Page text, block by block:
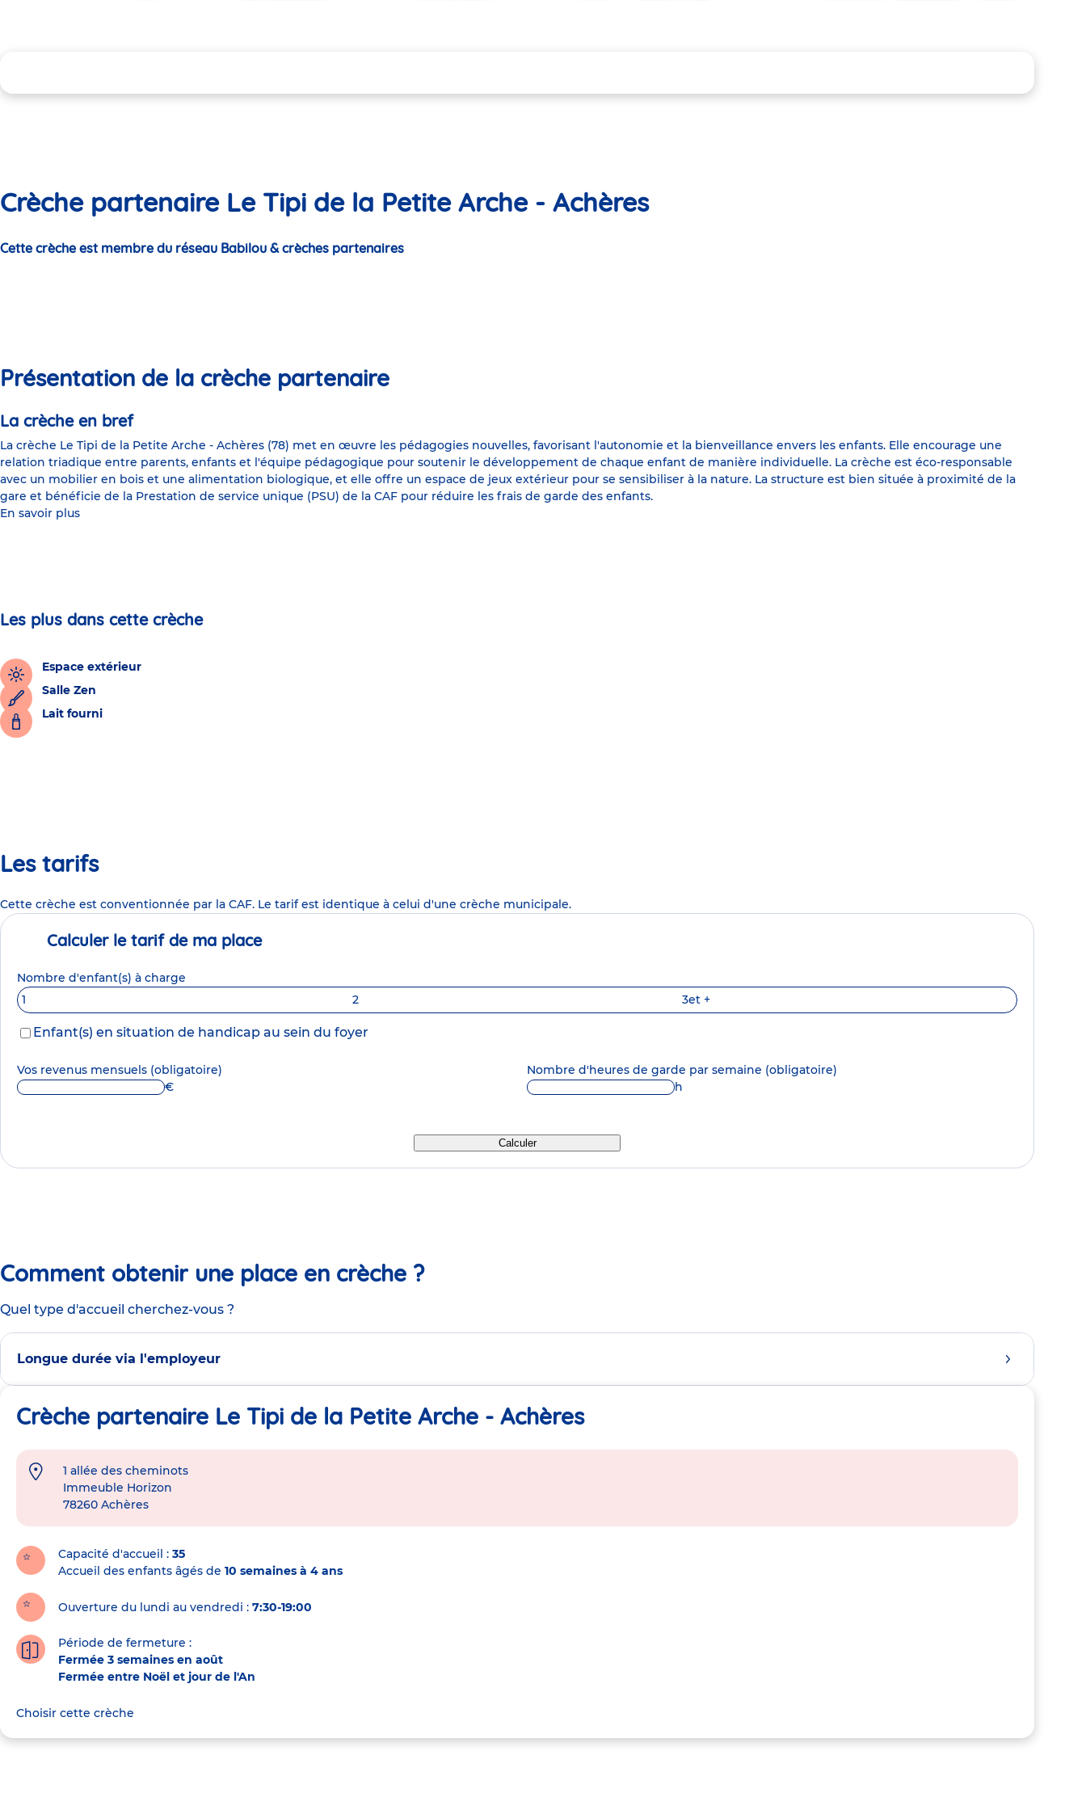
Crèche partenaire Le Tipi de la Petite Arche - Achères
Cette crèche est membre du réseau Babilou & crèches partenaires
Présentation de la crèche partenaire
La crèche en bref
La crèche Le Tipi de la Petite Arche - Achères (78) met en œuvre les pédagogies nouvelles, favorisant l'autonomie et la bienveillance envers les enfants. Elle encourage une
relation triadique entre parents, enfants et l'équipe pédagogique pour soutenir le développement de chaque enfant de manière individuelle. La crèche est éco-responsable
avec un mobilier en bois et une alimentation biologique, et elle offre un espace de jeux extérieur pour se sensibiliser à la nature. La structure est bien située à proximité de la
gare et bénéficie de la Prestation de service unique (PSU) de la CAF pour réduire les frais de garde des enfants.
En savoir plus
Les plus dans cette crèche
Espace extérieur
Salle Zen
Lait fourni
Les tarifs
Cette crèche est conventionnée par la CAF. Le tarif est identique à celui d'une crèche municipale.
Calculer le tarif de ma place
Nombre d'enfant(s) à charge
1
2 3et +
Enfant(s) en situation de handicap au sein du foyer
Vos revenus mensuels (obligatoire)
€
Nombre d'heures de garde par semaine (obligatoire)
h
Calculer
Comment obtenir une place en crèche ?
Quel type d'accueil cherchez-vous ?
Longue durée via l'employeur
Crèche partenaire Le Tipi de la Petite Arche - Achères
Adresse
1 allée des cheminots
Immeuble Horizon
78260 Achères
Capacité d'accueil
35
Accueil des enfants âgés de 10 semaines à 4 ans
Ouverture du lundi au vendredi : 7:30-19:00
Période de fermeture :
Fermée 3 semaines en août
Fermée entre Noël et jour de l'An
Choisir cette crèche